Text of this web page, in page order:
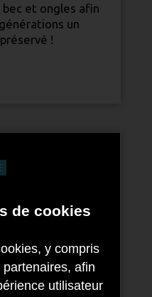
de cookies
y compris
afin
utilisateur
bec et ongles afin
un
!